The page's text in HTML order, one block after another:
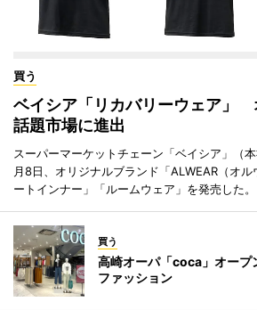
買う
ベイシア「リカバリーウェア」
話題市場に進出
スーパーマーケットチェーン「ベイシア」（
月8日、オリジナルブランド「ALWEAR（オ
ートインナー」「ルームウェア」を発売した。
買う
高崎オーパ「coca」オー
ファッション